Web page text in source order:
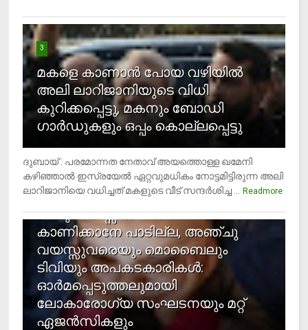
3
മകളെ കാണാന്‍ പോയ വഴിയില്‍
അലി ലാറിജാനിയുടെ വിധി
കുറിക്കപ്പെട്ടു, മകനും ബോഡി
ഗാര്‍ഡുകളും ഒപ്പം കൊല്ലപ്പെട്ടു
ദുബായ് : പരമോന്നത നേതാവ് അയത്തൊള്ള ഖമേനി
കഴിഞ്ഞാല്‍ ഇസ്രയേല്‍ ഏറ്റവുമധികം നോട്ടമിട്ടിരുന്ന അലി
ലാറിജാനിയെ വധിച്ചത് മകളുടെ വീട് സന്ദര്‍ശിച്ച ...
Readmore
4
രണ്ടു വയസ്സില്‍ താഴെ സ്‌ക്രീന്‍
കാണിക്കാനേ പാടില്ല, അഞ്ചു
വയസ്സുവരെയും മൊബൈലും
ടിവിയും അപകടകാരികള്‍:
ഓര്‍മപ്പെടുത്തലുമായി
ലോകാരോഗ്യ സംഘടനയും മറ്റ്
ഏജന്‍സികളും